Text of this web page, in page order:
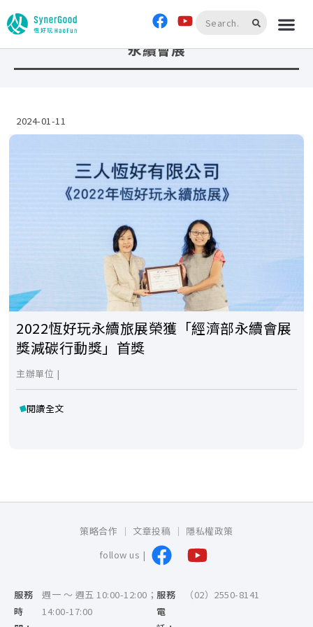
首頁»永續會展
永續會展
2024-01-11
2022恆好玩永續旅展榮獲「經濟部永續會展
獎減碳行動獎」首獎
主辦單位 |
閱讀全文
服務
時
週一 ～ 週五 10:00-12:00；
14:00-17:00
服務
電
（02）2550-8141
策略合作 文章投稿
隱私權政策
follow us |